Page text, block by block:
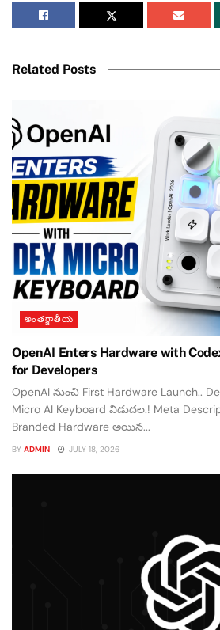
Related Posts
అంతర్జాతీయ
OpenAI Enters Hardware with
for Developers
OpenAI నుంచి First Hardware Launch..
Micro AI Keyboard విడుదల.! Meta
Branded Hardware అయిన...
BY ADMIN JULY 18, 2026